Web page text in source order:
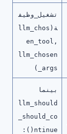
تشغيل_وظيف
ة(llm_chos
en_tool,
llm_chosen
_args)
بينما
llm_should
_should_co
ntinue():